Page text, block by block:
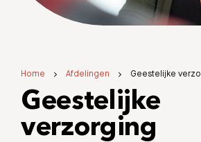
Home Afdelingen Geestelijke
Geestelijke
verzorging